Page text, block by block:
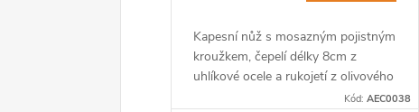
Kapesní nůž s mosazným pojistným
kroužkem, čepelí délky 8cm z
uhlíkové ocele a rukojetí z olivového
dřeva.Součástí balení je i torx pro
Kód:AEC0038